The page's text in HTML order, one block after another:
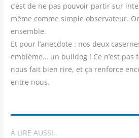
c’est de ne pas pou­voir par­tir sur
même comme simple obser­va­teur.
ensemble.
Et pour l’anecdote : nos deux
emblème… un bull­dog ! Ce n’est pas
nous fait bien rire, et ça ren­force
entre nous.
À LIRE AUSSI..